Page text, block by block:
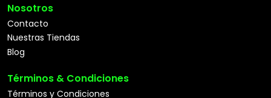
Nosotros
Contacto
Nuestras Tiendas
Blog
Términos & Condiciones
Términos y Condiciones